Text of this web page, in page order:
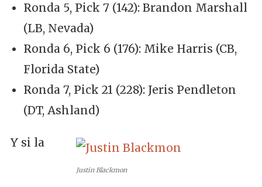
Ronda 5, Pick 7 (142): Brandon Marshall
(LB, Nevada)
Ronda 6, Pick 6 (176): Mike Harris (CB,
Florida State)
Ronda 7, Pick 21 (228): Jeris Pendleton
(DT, Ashland)
Justin Blackmon
Y si la